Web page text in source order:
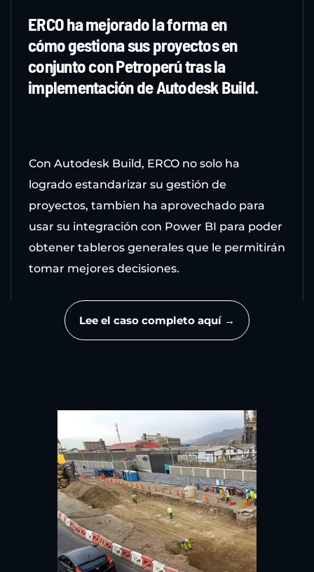
Con Autodesk Build, ERCO no solo ha
logrado estandarizar su gestión de
proyectos, tambien ha aprovechado para
usar su integración con Power BI para poder
obtener tableros generales que le permitirán
tomar mejores decisiones.
ERCO ha mejorado la forma en
cómo gestiona sus proyectos en
conjunto con Petroperú tras la
implementación de Autodesk Build.
Lee el caso completo aquí →